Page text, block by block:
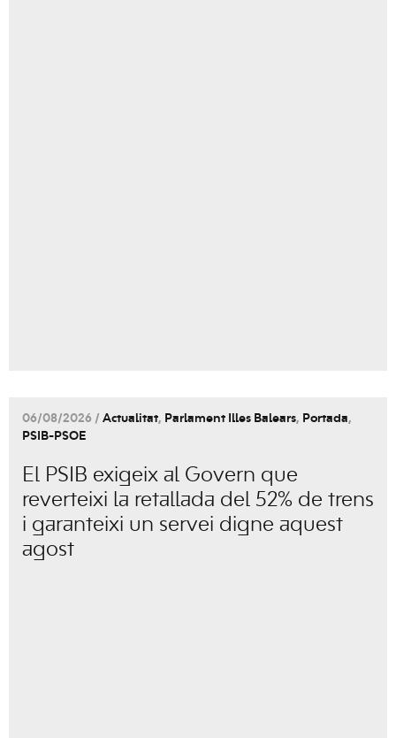
06/08/2026 / Actualitat, Parlament Illes Balears, Portada,
PSIB-PSOE
El PSIB exigeix al Govern que
reverteixi la retallada del 52% de trens
i garanteixi un servei digne aquest
agost